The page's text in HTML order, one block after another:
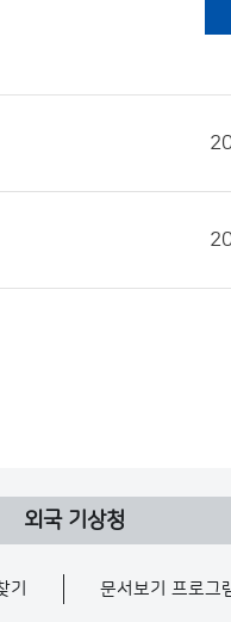
외국 기상청
기 문서보기 프로그